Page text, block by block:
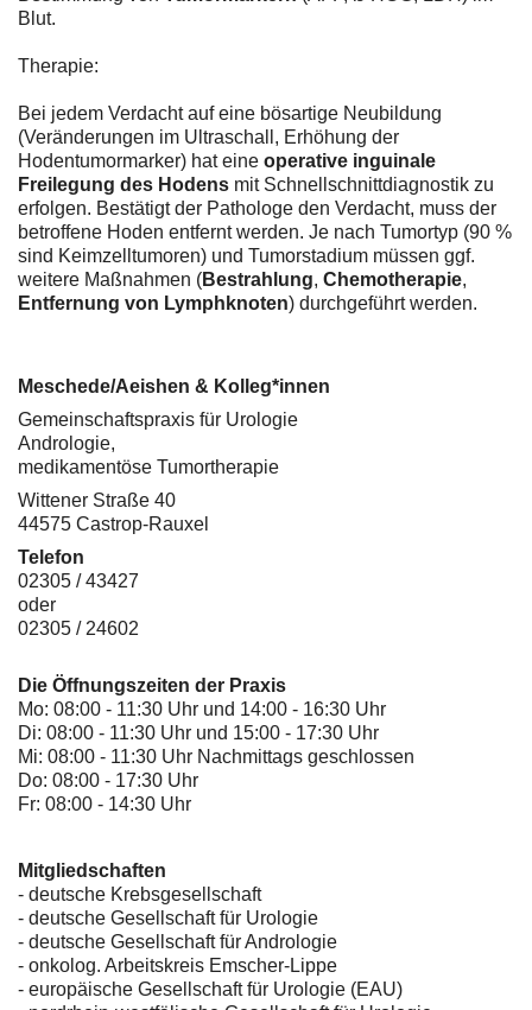
Blut.
Therapie:
Bei jedem Verdacht auf eine bösartige Neubildung
(Veränderungen im Ultraschall, Erhöhung der
Hodentumormarker) hat eine operative inguinale
Freilegung des Hodens mit Schnellschnittdiagnostik zu
erfolgen. Bestätigt der Pathologe den Verdacht, muss der
betroffene Hoden entfernt werden. Je nach Tumortyp (90 %
sind Keimzelltumoren) und Tumorstadium müssen ggf.
weitere Maßnahmen (Bestrahlung, Chemotherapie,
Entfernung von Lymphknoten) durchgeführt werden.
Meschede/Aeishen & Kolleg*innen
Gemeinschaftspraxis für Urologie
Andrologie,
medikamentöse Tumortherapie
Wittener Straße 40
44575 Castrop-Rauxel
Telefon
02305 / 43427
oder
02305 / 24602
Die Öffnungszeiten der Praxis
Mo: 08:00 - 11:30 Uhr und 14:00 - 16:30 Uhr
Di: 08:00 - 11:30 Uhr und 15:00 - 17:30 Uhr
Mi: 08:00 - 11:30 Uhr Nachmittags geschlossen
Do: 08:00 - 17:30 Uhr
Fr: 08:00 - 14:30 Uhr
Mitgliedschaften
- deutsche Krebsgesellschaft
- deutsche Gesellschaft für Urologie
- deutsche Gesellschaft für Andrologie
- onkolog. Arbeitskreis Emscher-Lippe
- europäische Gesellschaft für Urologie (EAU)